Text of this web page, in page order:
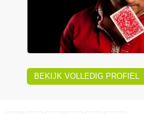
BEKIJK VOLLEDIG PROFIEL